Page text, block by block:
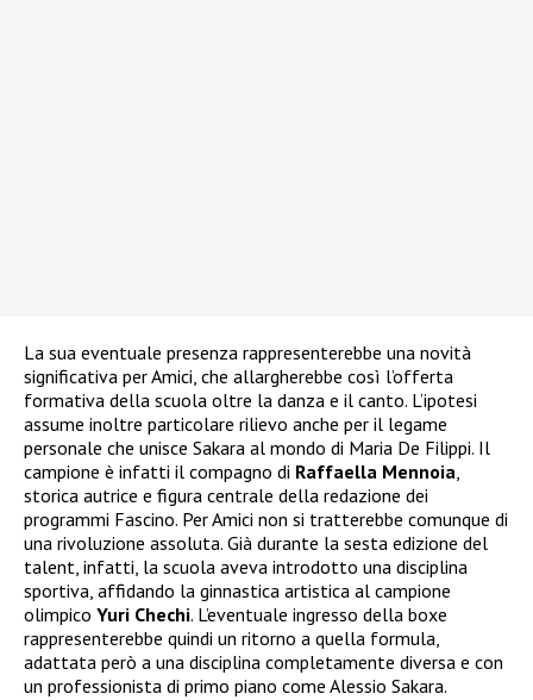
La sua eventuale presenza rappresenterebbe una novità
significativa per Amici, che allargherebbe così l’offerta
formativa della scuola oltre la danza e il canto. L’ipotesi
assume inoltre particolare rilievo anche per il legame
personale che unisce Sakara al mondo di Maria De Filippi. Il
campione è infatti il compagno di Raffaella Mennoia,
storica autrice e figura centrale della redazione dei
programmi Fascino. Per Amici non si tratterebbe comunque di
una rivoluzione assoluta. Già durante la sesta edizione del
talent, infatti, la scuola aveva introdotto una disciplina
sportiva, affidando la ginnastica artistica al campione
olimpico Yuri Chechi. L’eventuale ingresso della boxe
rappresenterebbe quindi un ritorno a quella formula,
adattata però a una disciplina completamente diversa e con
un professionista di primo piano come Alessio Sakara.